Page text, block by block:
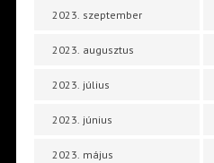
2023. szeptember
2023. augusztus
2023. július
2023. június
2023. május